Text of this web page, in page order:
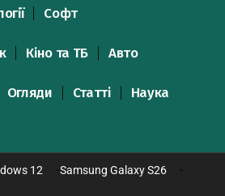
Софт
Кіно та ТБ Авто
Огляди Статті Наука
12
Samsung Galaxy S26